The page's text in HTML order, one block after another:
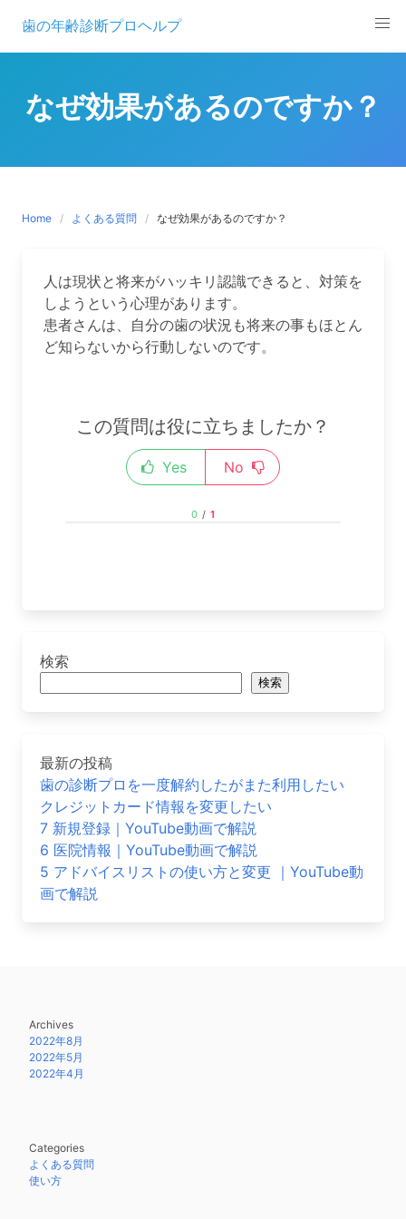
Skip
content
歯の年齢診断プロヘルプ
なぜ効果があるのですか？
Home よくある質問 なぜ効果があるのですか？
人は現状と将来がハッキリ認識できると、対策を
しようという心理があります。
患者さんは、自分の歯の状況も将来の事もほとん
ど知らないから行動しないのです。
この質問は役に立ちましたか？
Yes No
0 / 1
検索
検索
最新の投稿
歯の診断プロを一度解約したがまた利用したい
クレジットカード情報を変更したい
7 新規登録｜YouTube動画で解説
6 医院情報｜YouTube動画で解説
5 アドバイスリストの使い方と変更 ｜YouTube動
画で解説
Archives
2022年8月
2022年5月
2022年4月
Categories
よくある質問
使い方